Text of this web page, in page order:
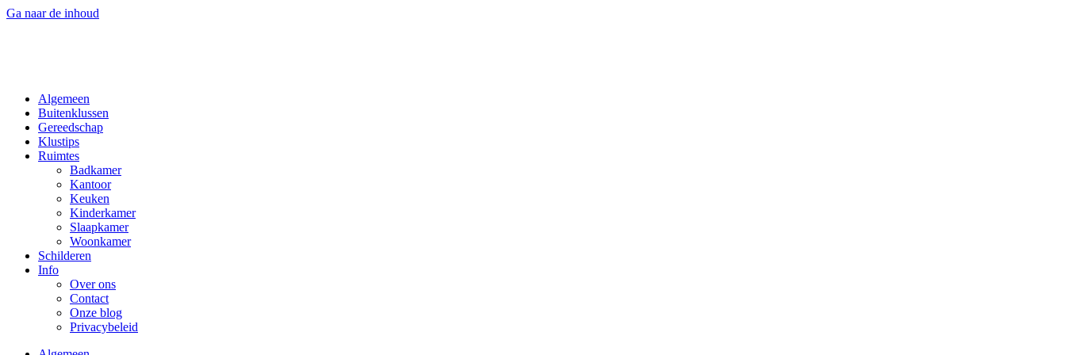
Ga naar de inhoud
Algemeen
Buitenklussen
Gereedschap
Klustips
Ruimtes
Badkamer
Kantoor
Keuken
Kinderkamer
Slaapkamer
Woonkamer
Schilderen
Info
Over ons
Contact
Onze blog
Privacybeleid